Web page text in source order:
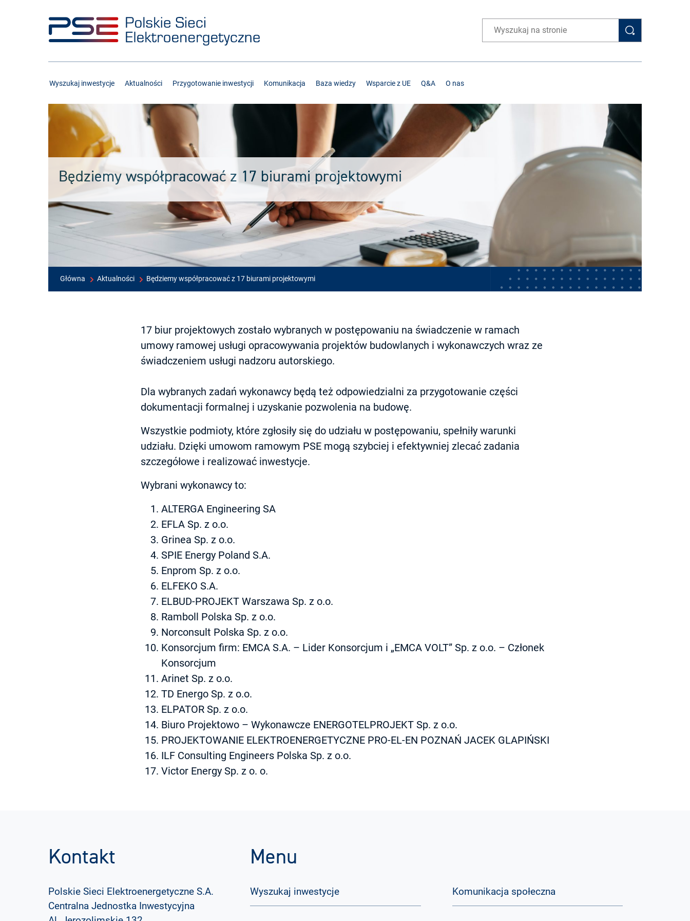
Wpisz wyszukiwaną frazę
Wyszukaj inwestycje Aktualności Przygotowanie inwestycji Komunikacja Baza wiedzy Wsparcie z UE Q&A O nas
Będziemy współpracować z 17 biurami projektowymi
Główna Aktualności Będziemy współpracować z 17 biurami projektowymi
17 biur projektowych zostało wybranych w postępowaniu na świadczenie w ramach
umowy ramowej usługi opracowywania projektów budowlanych i wykonawczych wraz ze
świadczeniem usługi nadzoru autorskiego.
Dla wybranych zadań wykonawcy będą też odpowiedzialni za przygotowanie części
dokumentacji formalnej i uzyskanie pozwolenia na budowę.
Wszystkie podmioty, które zgłosiły się do udziału w postępowaniu, spełniły warunki
udziału. Dzięki umowom ramowym PSE mogą szybciej i efektywniej zlecać zadania
szczegółowe i realizować inwestycje.
Wybrani wykonawcy to:
ALTERGA Engineering SA
EFLA Sp. z o.o.
Grinea Sp. z o.o.
SPIE Energy Poland S.A.
Enprom Sp. z o.o.
ELFEKO S.A.
ELBUD-PROJEKT Warszawa Sp. z o.o.
Ramboll Polska Sp. z o.o.
Norconsult Polska Sp. z o.o.
Konsorcjum firm: EMCA S.A. – Lider Konsorcjum i „EMCA VOLT” Sp. z o.o. – Członek
Konsorcjum
Arinet Sp. z o.o.
TD Energo Sp. z o.o.
ELPATOR Sp. z o.o.
Biuro Projektowo – Wykonawcze ENERGOTELPROJEKT Sp. z o.o.
PROJEKTOWANIE ELEKTROENERGETYCZNE PRO-EL-EN POZNAŃ JACEK GLAPIŃSKI
ILF Consulting Engineers Polska Sp. z o.o.
Victor Energy Sp. z o. o.
Kontakt
Polskie Sieci Elektroenergetyczne S.A.
Centralna Jednostka Inwestycyjna
Menu
Wyszukaj inwestycje Komunikacja społeczna